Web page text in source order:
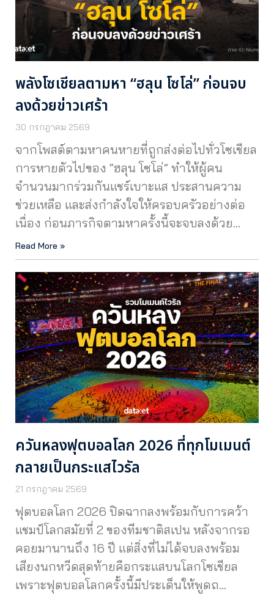
พลังโซเชียลตามหา “ฮลุน โซโล่” ก่อนจบ
ลงด้วยข่าวเศร้า
30 กรกฎาคม 2569
จากโพสต์ตามหาคนหายที่ถูกส่งต่อไปทั่วโซเชียล
การหายตัวไปของ “ฮลุน โซโล่” ทำให้ผู้คน
จำนวนมากร่วมกันแชร์เบาะแส ประสานความ
ช่วยเหลือ และส่งกำลังใจให้ครอบครัวอย่างต่อ
เนื่อง ก่อนภารกิจตามหาครั้งนี้จะจบลงด้วย…
Read More »
ควันหลงฟุตบอลโลก 2026 ที่ทุกโมเมนต์
กลายเป็นกระแสไวรัล
21 กรกฎาคม 2569
ฟุตบอลโลก 2026 ปิดฉากลงพร้อมกับการคว้า
แชมป์โลกสมัยที่ 2 ของทีมชาติสเปน หลังจากรอ
คอยมานานถึง 16 ปี แต่สิ่งที่ไม่ได้จบลงพร้อม
เสียงนกหวีดสุดท้ายคือกระแสบนโลกโซเชียล
เพราะฟุตบอลโลกครั้งนี้มีประเด็นให้พูดถ…